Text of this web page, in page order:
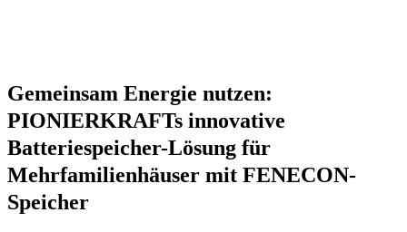
Gemeinsam Energie nutzen:
PIONIERKRAFTs innovative
Batteriespeicher-Lösung für
Mehrfamilienhäuser mit FENECON-
Speicher